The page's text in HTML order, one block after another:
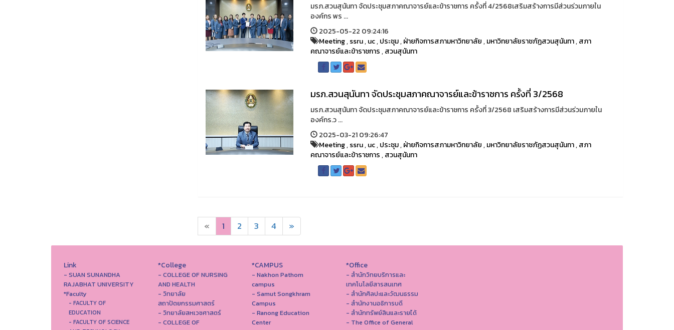
มรภ.สวนสุนันทา จัดประชุมสภาคณาจารย์และข้าราชการ ครั้งที่ 4/2568เสริมสร้างการมีส่วนร่วมภายใน
องค์กร พร ...
2025-05-22 09:24:16
Meeting,ssru,uc,ประชุม,ฝ่ายกิจการสภามหาวิทยาลัย,มหาวิทยาลัยราชภัฏสวนสุนันทา,สภา
คณาจารย์และข้าราชการ,สวนสุนันทา
มรภ.สวนสุนันทา จัดประชุมสภาคณาจารย์และข้าราชการ ครั้งที่ 3/2568
มรภ.สวนสุนันทา จัดประชุมสภาคณาจารย์และข้าราชการ ครั้งที่ 3/2568 เสริมสร้างการมีส่วนร่วมภายใน
องค์กร.ว ...
2025-03-21 09:26:47
Meeting,ssru,uc,ประชุม,ฝ่ายกิจการสภามหาวิทยาลัย,มหาวิทยาลัยราชภัฏสวนสุนันทา,สภา
คณาจารย์และข้าราชการ,สวนสุนันทา
« 1 2 3 4 »
Link
- SUAN SUNANDHA
RAJABHAT UNIVERSITY
*Faculty
- FACULTY OF
EDUCATION
- FACULTY OF SCIENCE
*College
- COLLEGE OF NURSING
AND HEALTH
- วิทยาลัย
สถาปัตยกรรมศาสตร์
- วิทยาลัยสหเวชศาสตร์
- COLLEGE OF
*CAMPUS
- Nakhon Pathom
campus
- Samut Songkhram
Campus
- Ranong Education
Center
*Office
- สำนักวิทยบริการและ
เทคโนโลยีสารสนเทศ
- สํานักศิลปะและวัฒนธรรม
- สำนักงานอธิการบดี
- สำนักทรัพย์สินและรายได้
- The Office of General